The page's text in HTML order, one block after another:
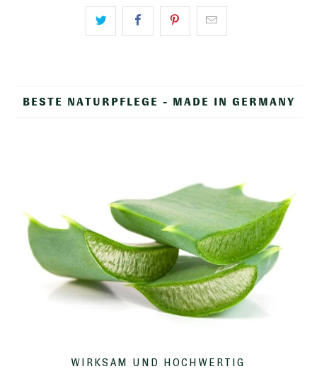
BESTE NATURPFLEGE - MADE IN GERMANY
WIRKSAM UND HOCHWERTIG